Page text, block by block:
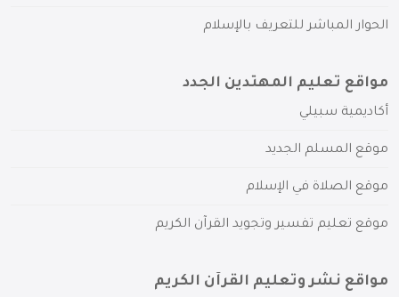
الحوار المباشر للتعريف بالإسلام
مواقع تعليم المهتدين الجدد
أكاديمية سبيلي
موقع المسلم الجديد
موقع الصلاة في الإسلام
موقع تعليم تفسير وتجويد القرآن الكريم
مواقع نشر وتعليم القرآن الكريم